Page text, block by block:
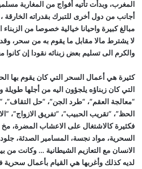
المغرب، وبدأت تأتيه أفواج من المغاربة
أجانب من دول أخرى للتبرك بقدراته
مبالغ كبيرة واحيانا خيالية خصوصا من الزبناء
لا يشترط مالا مقابل ما يقوم به من سحر،
والكرم الى تسليم بعض زبنائه نقودا إن كانوا
كثيرة هي أعمال السحر التي كان يقوم بها
التي كان زبناؤه يلجؤون اليه من أجلها طويلة
“معالجة العقم”، “طرد الجن”، “حل التقاف”،
الحظ”، “تقريب الحبيب”، “تفريق الازواج”،
فكثيرة كالاشتغال على الاعشاب المضرة، مخ
السحرية، مواد نجسة، المسامير الصدئة، جلود
الانسان مع التعازيم الشيطانية … وكانت
لديه كذلك وأغربها هي القيام بأعمال سحرية